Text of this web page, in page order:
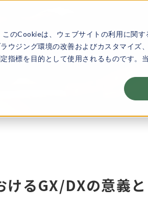
のCookieは、ウェブサイトの利用に関す
ウジング環境の改善およびカスタマイズ
指標を目的として使用されるものです。
るGX/DXの意義